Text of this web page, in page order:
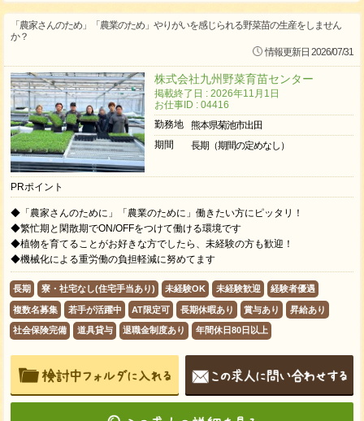
「農家さんのため」「農業のため」やりがいを感じられる野菜苗の生産をしません
か？
情報更新日 2026/07/31
株式会社九州野菜育苗センター
掲載終了日 : 2026年11月1日
お仕事ID : 04416
勤務地
熊本県菊池市出田
期間
長期（期間の定めなし）
PRポイント
◆「農家さんのために」「農業のために」働きたい方にピッタリ！
◆繁忙期と閑散期でON/OFFをつけて働ける環境です
◆植物を育てることがお好きな方でしたら、未経験の方も歓迎！
◆機械化による重労働の負担軽減に努めてます
長期 寮・社宅なし(住宅手当あり) 未経験OK 未経験歓迎 経験者優遇
複数名募集 若手が活躍中 AT限定可 長期休暇あり 賞与あり 昇給あり
社会保険完備 道具貸与 退職金制度あり 年間休日80日以上